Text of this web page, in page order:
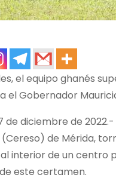
el equipo ghanés
el Gobernador
de diciembre de
(Cereso) de Mérida,
interior de un centro
este certamen.